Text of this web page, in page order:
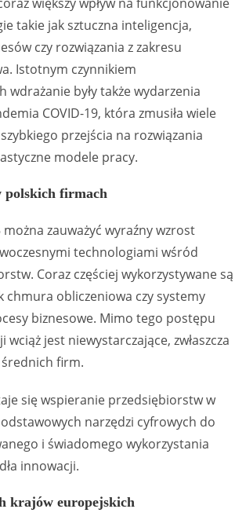
takie jak sztuczna inteligencja,
czy rozwiązania z zakresu
Istotnym czynnikiem
wdrażanie były także wydarzenia
COVID-19, która zmusiła wiele
przejścia na rozwiązania
modele pracy.
polskich firmach
zauważyć wyraźny wzrost
technologiami wśród
Coraz częściej wykorzystywane są
chmura obliczeniowa czy systemy
biznesowe. Mimo tego postępu
jest niewystarczające, zwłaszcza
średnich firm.
się wspieranie przedsiębiorstw w
narzędzi cyfrowych do
i świadomego wykorzystania
innowacji.
krajów europejskich